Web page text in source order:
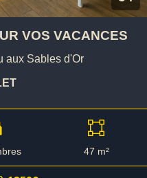
VOS VACANCES
aux Sables d'Or
47 m²